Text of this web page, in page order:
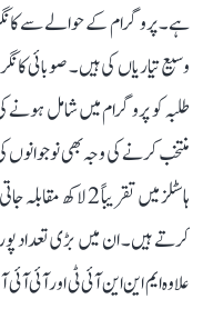
ہے۔ پروگرام کے حوالے سے
وسیع تیاریاں کی ہیں۔ صوبائی
طلبہ کو پروگرام میں شامل
منتخب کرنے کی وجہ بھی
ہاسٹلز میں تقریباً
کرتے ہیں۔ ان میں بڑی تعداد
علاوہ ایم این این آئی ٹی اور